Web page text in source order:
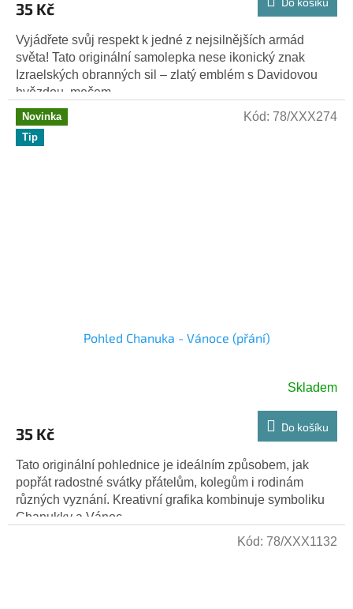
je
5,0
z
5
hvězdiček.
35 Kč
Vyjádřete svůj respekt k jedné z nejsilnějších armád
světa! Tato originální samolepka nese ikonický znak
Izraelských obranných sil – zlatý emblém s Davidovou
hvězdou, mečem,...
Novinka
Tip
Pohled Chanuka - Vánoce (přání)
Skladem
35 Kč Do košíku
Tato originální pohlednice je ideálním způsobem, jak
popřát radostné svátky přátelům, kolegům i rodinám
různých vyznání. Kreativní grafika kombinuje symboliku
Chanukky a Vánoc –...
Kód: 78/XXX274
Kód: 78/XXX1132